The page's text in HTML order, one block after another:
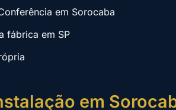
em Sorocaba
fábrica em SP
em